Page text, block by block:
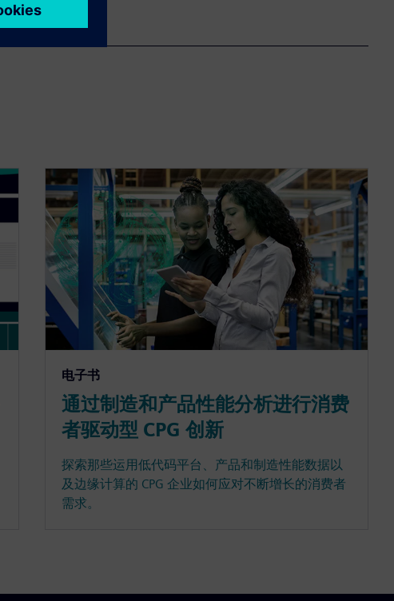
电子书
通过制造和产品性能分析进行消费
者驱动型 CPG 创新
探索那些运用低代码平台、产品和制造性能数据以
及边缘计算的 CPG 企业如何应对不断增长的消费者
需求。